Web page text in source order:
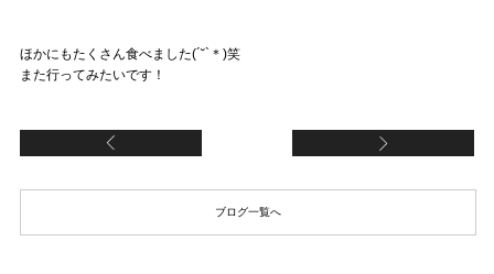
ほかにもたくさん食べました(´˘`＊)笑
また行ってみたいです！
ブログ一覧へ